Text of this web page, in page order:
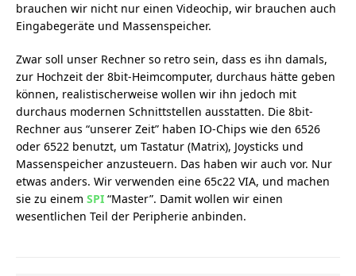
brauchen wir nicht nur einen Videochip, wir brauchen auch
Eingabegeräte und Massenspeicher.
Zwar soll unser Rechner so retro sein, dass es ihn damals,
zur Hochzeit der 8bit-Heimcomputer, durchaus hätte geben
können, realistischerweise wollen wir ihn jedoch mit
durchaus modernen Schnittstellen ausstatten. Die 8bit-
Rechner aus “unserer Zeit” haben IO-Chips wie den 6526
oder 6522 benutzt, um Tastatur (Matrix), Joysticks und
Massenspeicher anzusteuern. Das haben wir auch vor. Nur
etwas anders. Wir verwenden eine 65c22 VIA, und machen
sie zu einem SPI “Master”. Damit wollen wir einen
wesentlichen Teil der Peripherie anbinden.